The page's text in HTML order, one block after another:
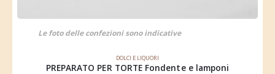
Le foto delle confezioni sono indicative
DOLCI E LIQUORI
PREPARATO PER TORTE Fondente e lamponi